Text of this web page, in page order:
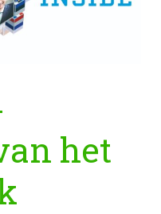
het